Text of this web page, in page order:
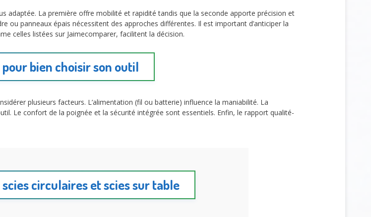
adaptée. La première offre mobilité et rapidité tandis que la seconde apporte précision et
ou panneaux épais nécessitent des approches différentes. Il est important d’anticiper la
celles listées sur Jaimecomparer, facilitent la décision.
bien choisir son outil
plusieurs facteurs. L’alimentation (fil ou batterie) influence la maniabilité. La
Le confort de la poignée et la sécurité intégrée sont essentiels. Enfin, le rapport qualité-
circulaires et scies sur table